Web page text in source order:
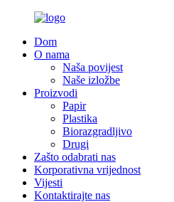
Dom
O nama
Naša povijest
Naše izložbe
Proizvodi
Papir
Plastika
Biorazgradljivo
Drugi
Zašto odabrati nas
Korporativna vrijednost
Vijesti
Kontaktirajte nas